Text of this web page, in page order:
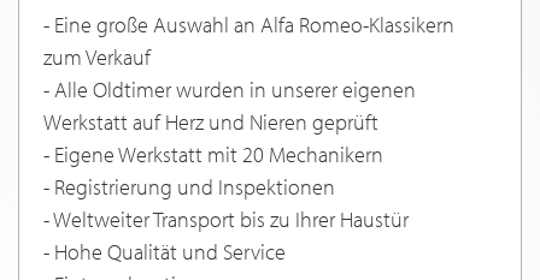
- Eine große Auswahl an Alfa Romeo-Klassikern
zum Verkauf
- Alle Oldtimer wurden in unserer eigenen
Werkstatt auf Herz und Nieren geprüft
- Eigene Werkstatt mit 20 Mechanikern
- Registrierung und Inspektionen
- Weltweiter Transport bis zu Ihrer Haustür
- Hohe Qualität und Service